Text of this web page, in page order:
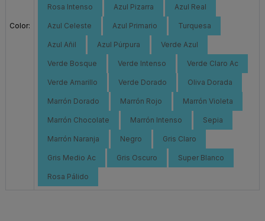
Color:
Rosa Intenso Azul Pizarra Azul Real
Azul Celeste Azul Primario Turquesa
Azul Añil Azul Púrpura Verde Azul
Verde Bosque Verde Intenso Verde Claro Ac
Verde Amarillo Verde Dorado Oliva Dorada
Marrón Dorado Marrón Rojo Marrón Violeta
Marrón Chocolate Marrón Intenso Sepia
Marrón Naranja Negro Gris Claro
Gris Medio Ac Gris Oscuro Super Blanco
Rosa Pálido